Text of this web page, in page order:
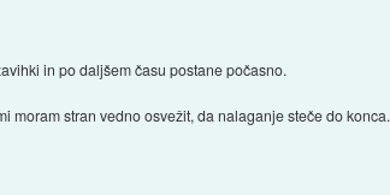
in po daljšem času postane počasno.
moram stran vedno osvežit, da nalaganje steče do konca.